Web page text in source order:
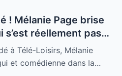
! Mélanie Page brise
réellement passé
St-Pier. Alors
sur
à Télé-Loisirs, Mélanie
et comédienne dans la…